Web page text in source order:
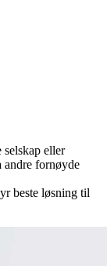
eller
andre fornøyde
beste løsning til